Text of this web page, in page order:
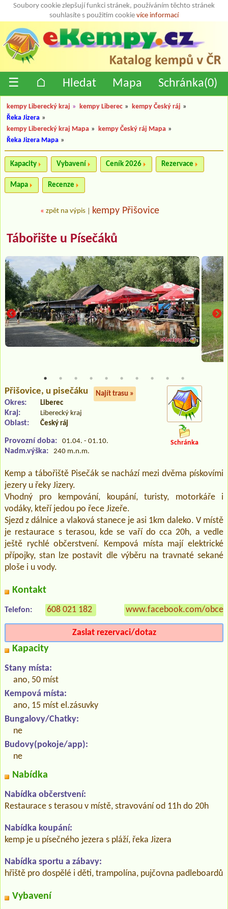
Soubory cookie zlepšují funkci stránek, používáním těchto stránek
souhlasíte s použitím cookie více informací
☰ ⌂ Hledat Mapa Schránka(0)
kempy Liberecký kraj » kempy Liberec » kempy Český ráj »
Řeka Jizera »
kempy Liberecký kraj Mapa » kempy Český ráj Mapa »
Řeka Jizera Mapa »
Kapacity Vybavení Ceník 2026 Rezervace
Mapa Recenze
« zpět na výpis kempy Přišovice
Tábořište u Písečáků
Přišovice, u pisečáku Najít trasu »
Okres: Liberec
Kraj: Liberecký kraj
Oblast: Český ráj
Provozní doba: 01.04. - 01.10.
Nadm.výška: 240 m.n.m.
Schránka
Kemp a tábořiště Pisečák se nachází mezi dvěma pískovími
jezery u řeky Jizery.
Vhodný pro kempování, koupání, turisty, motorkáře i
vodáky, kteří jedou po řece Jizeře.
Sjezd z dálnice a vlaková stanece je asi 1km daleko. V místě
je restaurace s terasou, kde se vaří do cca 20h, a vedle
ještě rychlé občerstvení. Kempová místa mají elektrické
přípojky, stan lze postavit dle výběru na travnaté sekané
ploše i u vody.
Kontakt
Telefon: 608 021 182 www.facebook.com/
Zaslat rezervaci/dotaz
Kapacity
Stany místa:
ano, 50 míst
Kempová místa:
ano, 15 míst el.zásuvky
Bungalovy/Chatky:
ne
Budovy(pokoje/app):
ne
Nabídka
Nabídka občerstvení:
Restaurace s terasou v místě, stravování od 11h do 20h
Nabídka koupání:
kemp je u písečného jezera s pláží, řeka Jizera
Nabídka sportu a zábavy:
hřiště pro dospělé i děti, trampolína, pujčovna padleboardů
Vybavení